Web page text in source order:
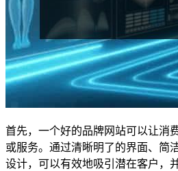
首先，一个好的品牌网站可以让消
或服务。通过清晰明了的界面、简
设计，可以有效地吸引潜在客户，